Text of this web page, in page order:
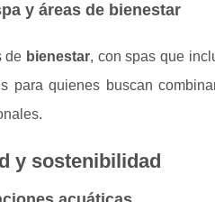
y áreas de bienestar
de bienestar, con spas que
para quienes buscan
y sostenibilidad